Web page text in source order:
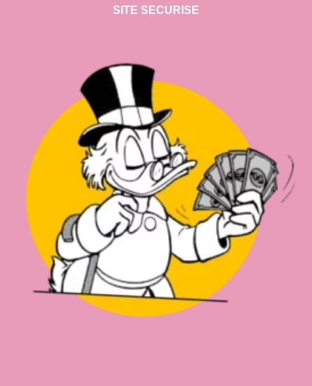
SITE SECURISE